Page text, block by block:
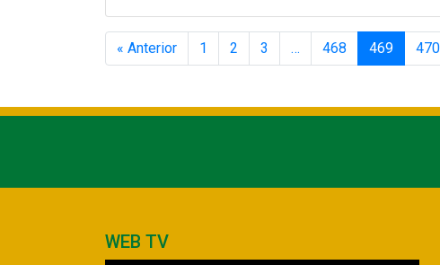
« Anterior 1 2 3 … 468 469 470
WEB TV